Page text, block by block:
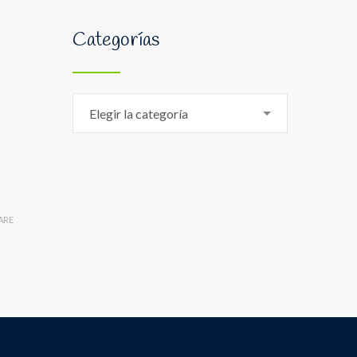
Categorías
Elegir la categoría